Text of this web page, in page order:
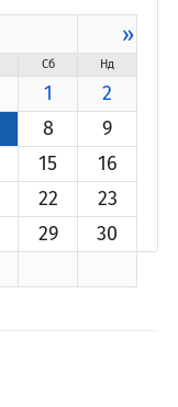
»
Сб Нд
1
2
8
9
15
16
22
23
29
30